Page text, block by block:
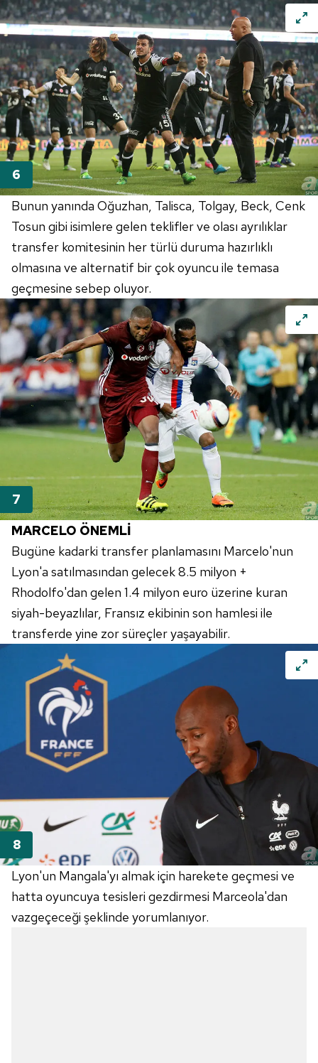
Bunun yanında Oğuzhan, Talisca, Tolgay, Beck, Cenk
Tosun gibi isimlere gelen teklifler ve olası ayrılıklar
transfer komitesinin her türlü duruma hazırlıklı
olmasına ve alternatif bir çok oyuncu ile temasa
geçmesine sebep oluyor.
MARCELO ÖNEMLİ
Bugüne kadarki transfer planlamasını Marcelo'nun
Lyon'a satılmasından gelecek 8.5 milyon +
Rhodolfo'dan gelen 1.4 milyon euro üzerine kuran
siyah-beyazlılar, Fransız ekibinin son hamlesi ile
transferde yine zor süreçler yaşayabilir.
Lyon'un Mangala'yı almak için harekete geçmesi ve
hatta oyuncuya tesisleri gezdirmesi Marceola'dan
vazgeçeceği şeklinde yorumlanıyor.